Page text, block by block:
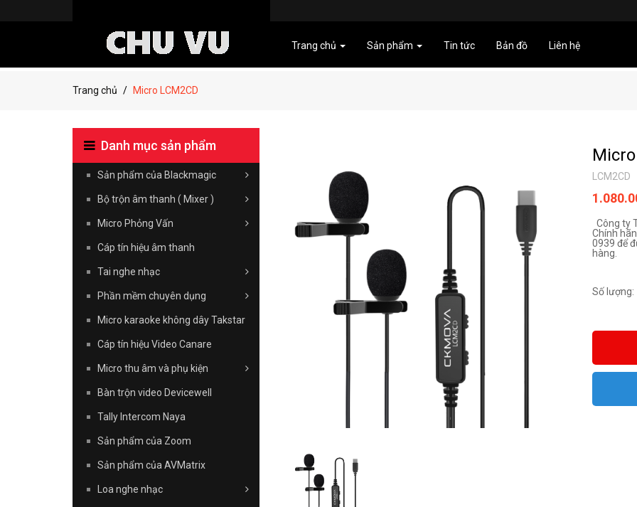
Trang chủ Sản phẩm Tin tức Bản đồ Liên hệ
Trang chủ Micro LCM2CD
LCM2CD
Công ty
Chính
0939 để
hàng.
Số lượng:
Danh mục sản phẩm
Sản phẩm của Blackmagic
Bộ trộn âm thanh ( Mixer )
Micro Phỏng Vấn
Cáp tín hiệu âm thanh
Tai nghe nhạc
Phần mềm chuyên dụng
Micro karaoke không dây Takstar
Cáp tín hiệu Video Canare
Micro thu âm và phụ kiện
Bàn trộn video Devicewell
Tally Intercom Naya
Sản phẩm của Zoom
Sản phẩm của AVMatrix
Loa nghe nhạc